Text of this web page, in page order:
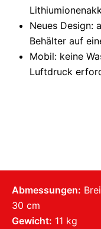
Neues Design:
Behälter auf
Mobil: keine
Luftdruck
Abmessungen:
30 cm
Gewicht: 11 kg